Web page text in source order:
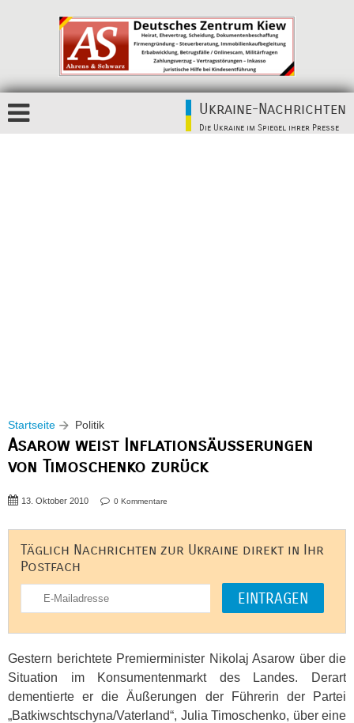
Ukraine-Nachrichten
Die Ukraine im Spiegel ihrer Presse
Startseite Politik
Asarow weist Inflationsäußerungen
von Timoschenko zurück
13. Oktober 2010 0 Kommentare
Täglich Nachrichten zur Ukraine direkt in Ihr
Postfach
Gestern berichtete Premierminister Nikolaj Asarow über die
Situation im Konsumentenmarkt des Landes. Derart
dementierte er die Äußerungen der Führerin der Partei
„Batkiwschtschyna/Vaterland“, Julia Timoschenko, über eine